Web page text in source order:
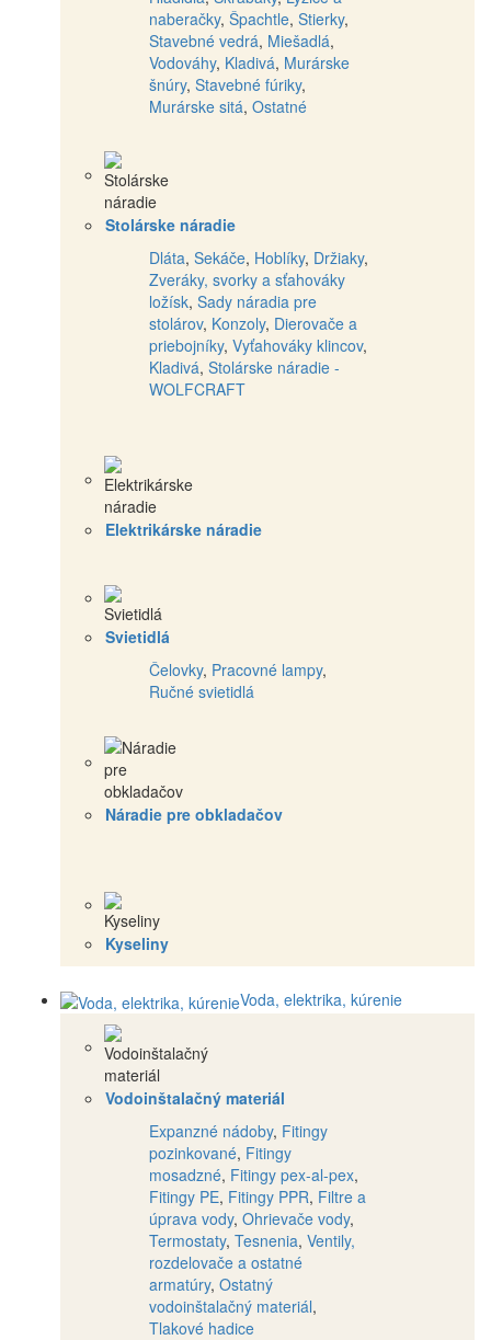
naberačky, Špachtle, Stierky,
Stavebné vedrá, Miešadlá,
Vodováhy, Kladivá, Murárske
šnúry, Stavebné fúriky,
Murárske sitá, Ostatné
Stolárske náradie
Dláta, Sekáče, Hoblíky, Držiaky,
Zveráky, svorky a sťahováky
ložísk, Sady náradia pre
stolárov, Konzoly, Dierovače a
priebojníky, Vyťahováky klincov,
Kladivá, Stolárske náradie -
WOLFCRAFT
Elektrikárske náradie
Svietidlá
Čelovky, Pracovné lampy,
Ručné svietidlá
Náradie pre obkladačov
Kyseliny
Voda, elektrika, kúrenie
Vodoinštalačný materiál
Expanzné nádoby, Fitingy
pozinkované, Fitingy
mosadzné, Fitingy pex-al-pex,
Fitingy PE, Fitingy PPR, Filtre a
úprava vody, Ohrievače vody,
Termostaty, Tesnenia, Ventily,
rozdelovače a ostatné
armatúry, Ostatný
vodoinštalačný materiál,
Tlakové hadice